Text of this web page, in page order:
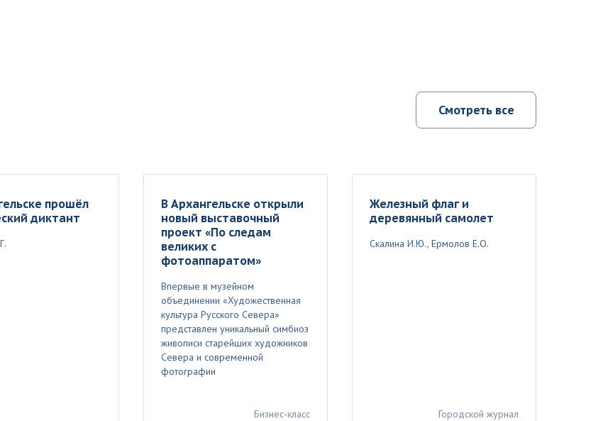
Смотреть все
прошёл
диктант
В Архангельске открыли
новый выставочный
проект «По следам
великих с
фотоаппаратом»
Впервые в музейном
объединении «Художественная
культура Русского Севера»
представлен уникальный симбиоз
живописи старейших художников
Севера и современной
фотографии
Бизнес-класс
Железный флаг и
деревянный самолет
Скалина И.Ю., Ермолов Е.О.
Городской журнал